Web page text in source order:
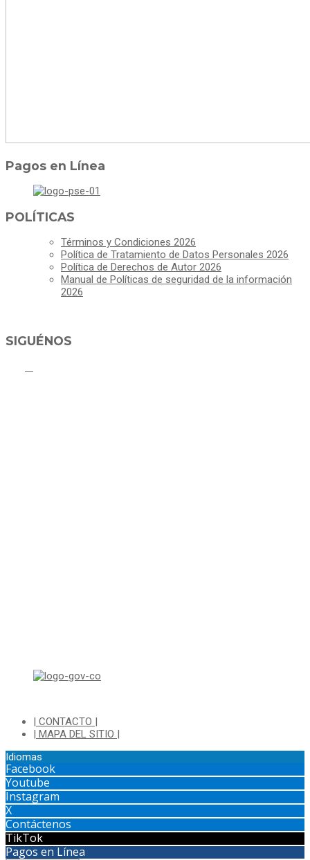
Pagos en Línea
POLÍTICAS
Términos y Condiciones 2026
Política de Tratamiento de Datos Personales 2026
Política de Derechos de Autor 2026
Manual de Políticas de seguridad de la información
2026
SIGUÉNOS
| CONTACTO |
| MAPA DEL SITIO |
Idiomas
Facebook
Youtube
Instagram
X
Contáctenos
TikTok
Pagos en Línea